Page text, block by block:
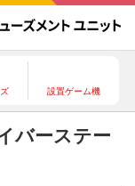
設置ゲーム機
バーステー